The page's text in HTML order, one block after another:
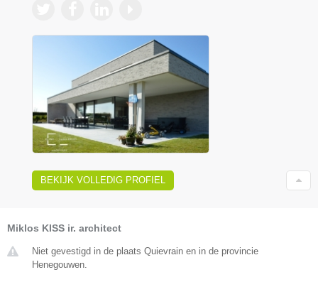
BEKIJK VOLLEDIG PROFIEL
Miklos KISS ir. architect
Niet gevestigd in de plaats Quievrain en in de provincie
Henegouwen.